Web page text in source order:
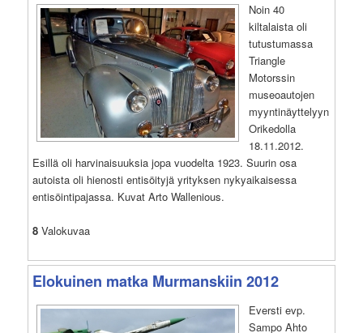
Noin 40
kiltalaista oli
tutustumassa
Triangle
Motorssin
museoautojen
myyntinäyttelyyn
Orikedolla
18.11.2012.
Esillä oli harvinaisuuksia jopa vuodelta 1923. Suurin osa
autoista oli hienosti entisöityjä yrityksen nykyaikaisessa
entisöintipajassa. Kuvat Arto Wallenious.
8 Valokuvaa
Elokuinen matka Murmanskiin 2012
Eversti evp.
Sampo Ahto